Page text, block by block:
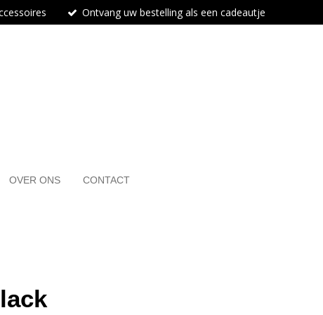
Ontvang uw bestelling als een cadeautje
OVER ONS CONTACT